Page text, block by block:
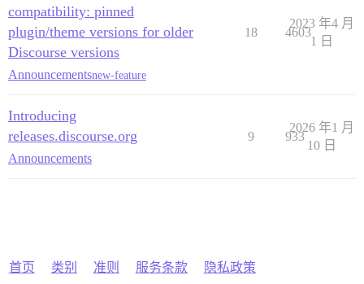
compatibility: pinned
plugin/theme versions for older
Discourse versions
Announcementsnew-feature
18 4603
2023 年4 月
1 日
Introducing
releases.discourse.org
Announcements
9 933
2026 年1 月
10 日
首页 类别 准则 服务条款 隐私政策